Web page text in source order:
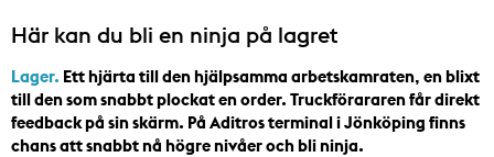
Här kan du bli en ninja på lagret
Lager. Ett hjärta till den hjälpsamma arbetskamraten, en blixt
till den som snabbt plockat en order. Truckförararen får direkt
feedback på sin skärm. På Aditros terminal i Jönköping finns
chans att snabbt nå högre nivåer och bli ninja.